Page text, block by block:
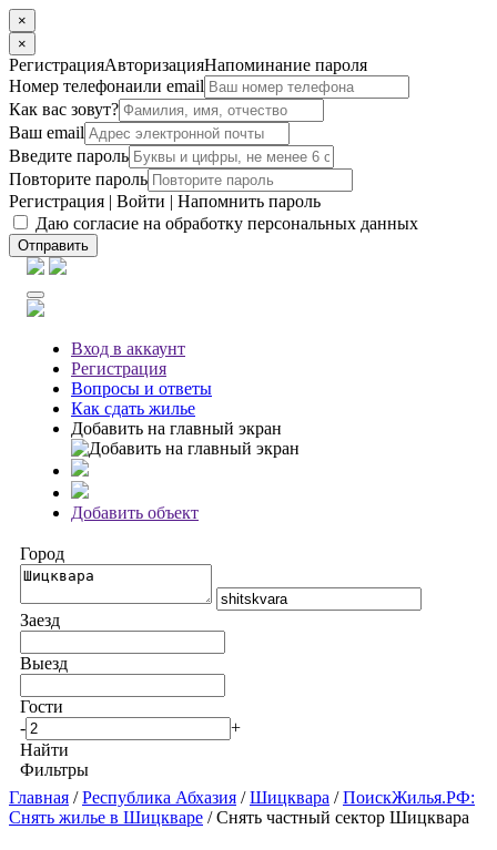
×
×
РегистрацияАвторизацияНапоминание пароля
Номер телефонаили email
Как вас зовут?
Ваш email
Введите пароль
Повторите пароль
Регистрация | Войти | Напомнить пароль
Даю согласие на обработку персональных данных
Отправить
Вход в аккаунт
Регистрация
Вопросы и ответы
Как сдать жилье
Добавить на главный экран
Добавить объект
Город
Заезд
Выезд
Гости
-
+
Найти
Фильтры
Главная /Республика Абхазия /Шицквара /ПоискЖилья.РФ:
Снять жилье в Шицкваре / Снять частный сектор Шицквара